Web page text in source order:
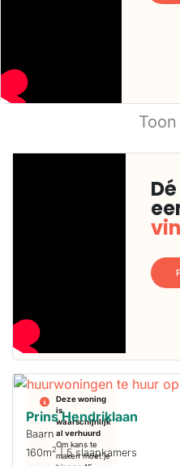
Deze woning
is
waarschijnlijk
al verhuurd
Om kans te
maken moet je
Prins Hendriklaan
Baarn
160m2| 5 slaapkamers